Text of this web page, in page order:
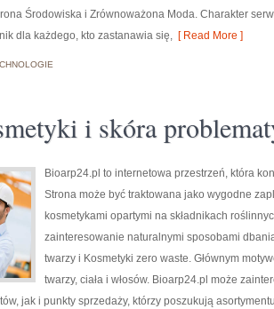
Środowiska i Zrównoważona Moda. Charakter
dla każdego, kto zastanawia się, [ Read More ]
i skóra
Bioarp24.pl to internetowa przestrzeń, która
Strona może być traktowana jako wygodne
kosmetykami opartymi na składnikach
zainteresowanie naturalnymi sposobami
twarzy i Kosmetyki zero waste. Głównym
twarzy, ciała i włosów. Bioarp24.pl może
jak i punkty sprzedaży, którzy poszukują